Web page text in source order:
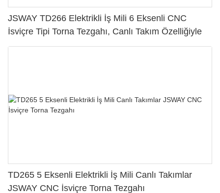
JSWAY TD266 Elektrikli İş Mili 6 Eksenli CNC
İsviçre Tipi Torna Tezgahı, Canlı Takım Özelliğiyle
TD265 5 Eksenli Elektrikli İş Mili Canlı Takımlar
JSWAY CNC İsviçre Torna Tezgahı